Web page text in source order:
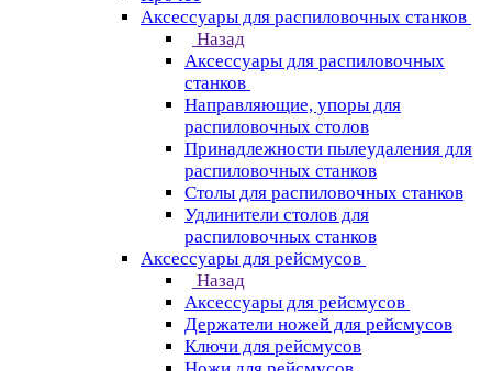
Аксессуары для распиловочных станков
Назад
Аксессуары для распиловочных
станков
Направляющие, упоры для
распиловочных столов
Принадлежности пылеудаления для
распиловочных станков
Столы для распиловочных станков
Удлинители столов для
распиловочных станков
Аксессуары для рейсмусов
Назад
Аксессуары для рейсмусов
Держатели ножей для рейсмусов
Ключи для рейсмусов